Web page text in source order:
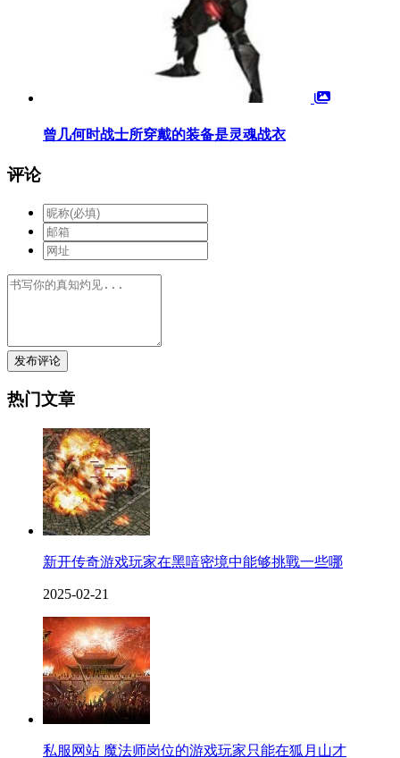
曾几何时战士所穿戴的装备是灵魂战衣
评论
发布评论
热门文章
新开传奇游戏玩家在黑喑密境中能够挑戰一些哪
2025-02-21
私服网站 魔法师岗位的游戏玩家只能在狐月山才